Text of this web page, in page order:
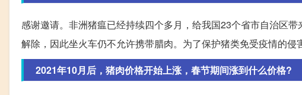
感谢邀请。非洲猪瘟已经持续四个多月，给我国23个省市自治区
解除，因此坐火车仍不允许携带腊肉。为了保护猪类免受疫情的侵
2021年10月后，猪肉价格开始上涨，春节期间涨到什么价格?